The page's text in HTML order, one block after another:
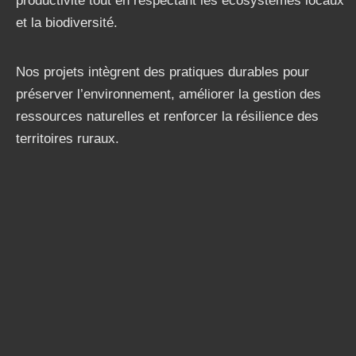
et la biodiversité.
Nos projets intègrent des pratiques durables pour
préserver l’environnement, améliorer la gestion des
ressources naturelles et renforcer la résilience des
territoires ruraux.